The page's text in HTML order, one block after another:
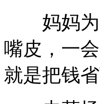
妈妈为
嘴皮，一
就是把钱